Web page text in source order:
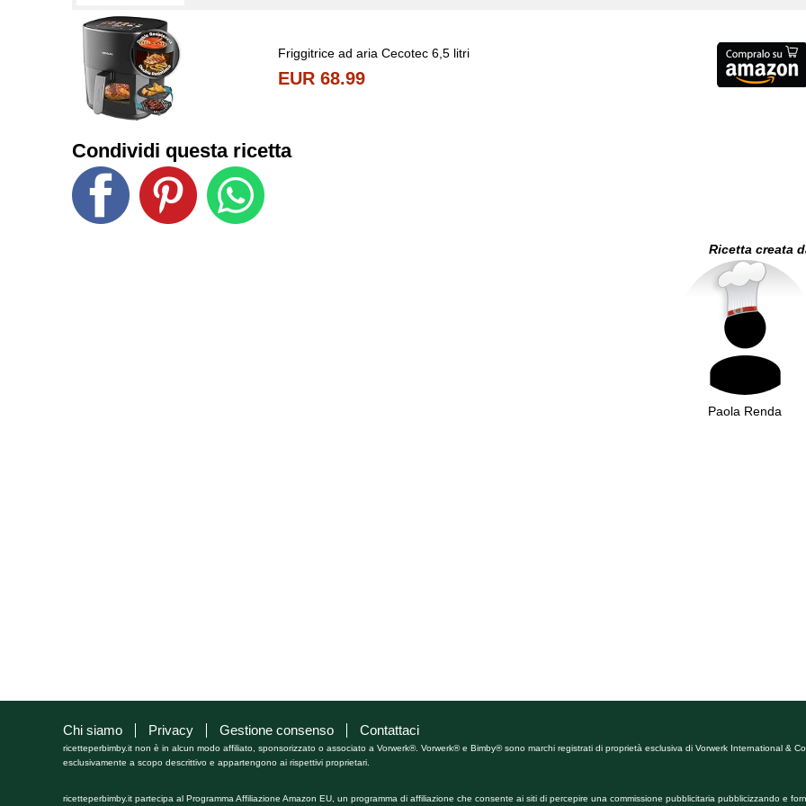
Friggitrice ad aria Cecotec 6,5 litri
EUR 68.99
Condividi questa ricetta
Ricetta creata
Paola Renda
Chi siamo Privacy Gestione consenso Contattaci
ricetteperbimby.it non è in alcun modo affiliato, sponsorizzato o associato a Vorwerk®. Vorwerk® e Bimby® sono marchi registrati di proprietà esclusiva di Vorwerk International &
esclusivamente a scopo descrittivo e appartengono ai rispettivi proprietari.
ricetteperbimby.it partecipa al Programma Affiliazione Amazon EU, un programma di affiliazione che consente ai siti di percepire una commissione pubblicitaria pubblicizzando e